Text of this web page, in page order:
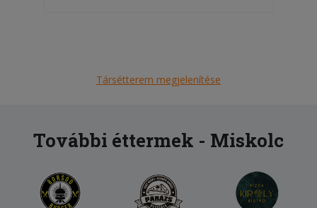
Társétterem megjelenítése
További éttermek - Miskolc